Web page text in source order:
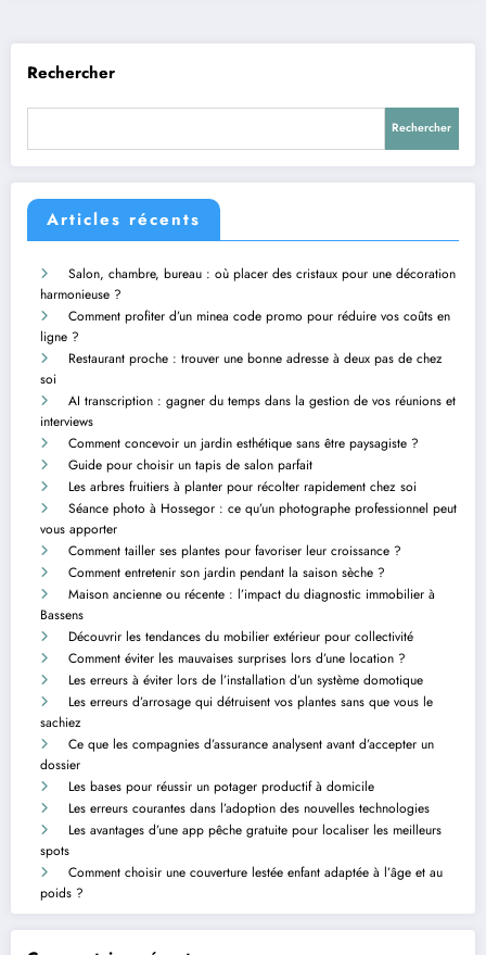
Rechercher
Rechercher
Articles récents
Salon, chambre, bureau : où placer des cristaux pour une décoration
harmonieuse ?
Comment profiter d’un minea code promo pour réduire vos coûts en
ligne ?
Restaurant proche : trouver une bonne adresse à deux pas de chez
soi
AI transcription : gagner du temps dans la gestion de vos réunions et
interviews
Comment concevoir un jardin esthétique sans être paysagiste ?
Guide pour choisir un tapis de salon parfait
Les arbres fruitiers à planter pour récolter rapidement chez soi
Séance photo à Hossegor : ce qu’un photographe professionnel peut
vous apporter
Comment tailler ses plantes pour favoriser leur croissance ?
Comment entretenir son jardin pendant la saison sèche ?
Maison ancienne ou récente : l’impact du diagnostic immobilier à
Bassens
Découvrir les tendances du mobilier extérieur pour collectivité
Comment éviter les mauvaises surprises lors d’une location ?
Les erreurs à éviter lors de l’installation d’un système domotique
Les erreurs d’arrosage qui détruisent vos plantes sans que vous le
sachiez
Ce que les compagnies d’assurance analysent avant d’accepter un
dossier
Les bases pour réussir un potager productif à domicile
Les erreurs courantes dans l’adoption des nouvelles technologies
Les avantages d’une app pêche gratuite pour localiser les meilleurs
spots
Comment choisir une couverture lestée enfant adaptée à l’âge et au
poids ?